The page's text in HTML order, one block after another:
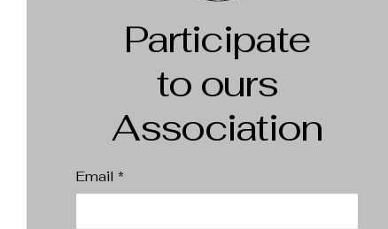
Participate
to ours
Association
Email *